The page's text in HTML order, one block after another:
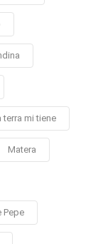
terra mi tiene
Matera
Pepe